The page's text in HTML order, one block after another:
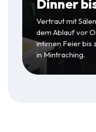
Dinner
Vertraut mit
dem Ablauf vor
intimen Feier bis
in Mintraching.